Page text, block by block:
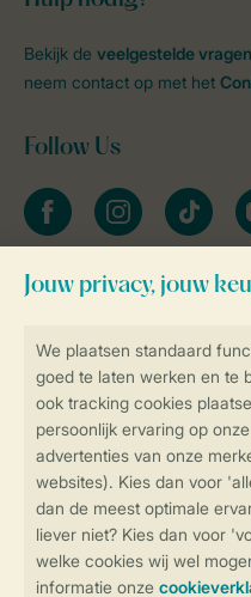
Controle over
Veilig en snel online
Veilige
Veilige betaling
Bekijk de veelgestelde vragen
neem contact op met het
Follow Us
facebookinstagramtiktok
Blijf op de hoogte